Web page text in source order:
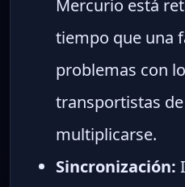
Mercurio está
tiempo que una
problemas con
transportistas
multiplicarse.
Sincronización: